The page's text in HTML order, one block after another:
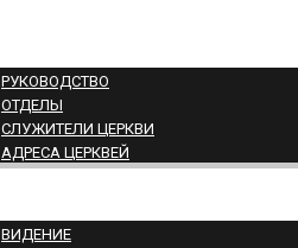
РУКОВОДСТВО
ОТДЕЛЫ
СЛУЖИТЕЛИ ЦЕРКВИ
АДРЕСА ЦЕРКВЕЙ
ВИДЕНИЕ